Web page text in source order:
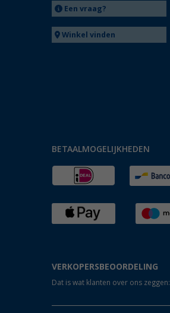
Een vraag?
Winkel vinden
BETAALMOGELIJKHEDEN
VERKOPERSBEOORDELING
Dat is wat klanten over ons zeggen: